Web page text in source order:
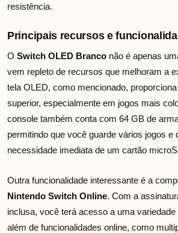
resistência.
Principais recursos e
O Switch OLED Branco não é apenas
vem repleto de recursos que melhoram a
tela OLED, como mencionado,
superior, especialmente em jogos mais
console também conta com 64 GB de
permitindo que você guarde vários jogos e
necessidade imediata de um cartão
Outra funcionalidade interessante é a
Nintendo Switch Online. Com a
inclusa, você terá acesso a uma
além de funcionalidades online, como